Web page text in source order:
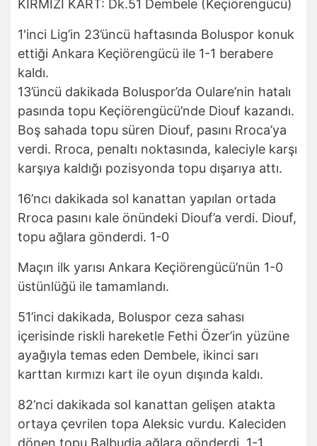
KIRMIZI KART: Dk.51 Dembele (Keçiörengücü)
1'inci Lig’in 23’üncü haftasında Boluspor konuk
ettiği Ankara Keçiörengücü ile 1-1 berabere
kaldı.
13’üncü dakikada Boluspor’da Oulare’nin hatalı
pasında topu Keçiörengücü’nde Diouf kazandı.
Boş sahada topu süren Diouf, pasını Rroca’ya
verdi. Rroca, penaltı noktasında, kaleciyle karşı
karşıya kaldığı pozisyonda topu dışarıya attı.
16’ncı dakikada sol kanattan yapılan ortada
Rroca pasını kale önündeki Diouf’a verdi. Diouf,
topu ağlara gönderdi. 1-0
Maçın ilk yarısı Ankara Keçiörengücü’nün 1-0
üstünlüğü ile tamamlandı.
51’inci dakikada, Boluspor ceza sahası
içerisinde riskli hareketle Fethi Özer’in yüzüne
ayağıyla temas eden Dembele, ikinci sarı
karttan kırmızı kart ile oyun dışında kaldı.
82’nci dakikada sol kanattan gelişen atakta
ortaya çevrilen topa Aleksic vurdu. Kaleciden
dönen topu Balbudia ağlara gönderdi. 1-1